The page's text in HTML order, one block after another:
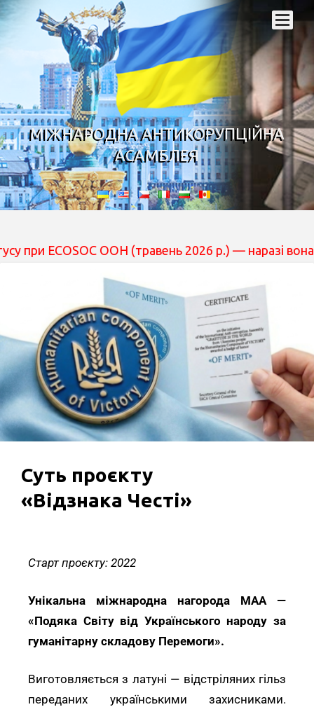
МІЖНАРОДНА АНТИКОРУПЦІЙНА
АСАМБЛЕЯ
ECOSOC ООН (травень 2026 р.) — наразі вона
Суть проєкту
«Відзнака Честі»
Старт проєкту: 2022
Унікальна міжнародна нагорода МАА —
«Подяка Світу від Українського народу за
гуманітарну складову Перемоги».
Виготовляється з латуні — відстріляних гільз
переданих українськими захисниками.